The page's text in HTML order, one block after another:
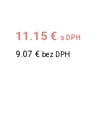
11.15 € s DPH
9.07 € bez DPH